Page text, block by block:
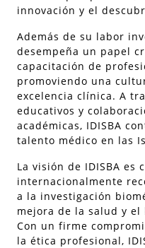
innovación y el
Además de su labor
desempeña un papel
capacitación de
promoviendo una
excelencia clínica. A
educativos y
académicas, IDISBA
talento médico en las
La visión de IDISBA
internacionalmente
a la investigación
mejora de la salud y
Con un firme
la ética profesional,